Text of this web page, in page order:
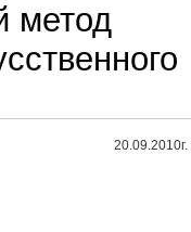
метод
20.09.2010г.